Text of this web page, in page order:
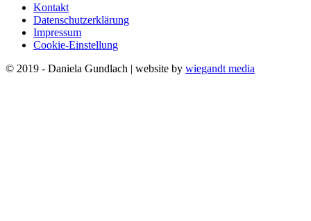
Kontakt
Datenschutzerklärung
Impressum
Cookie-Einstellung
© 2019 - Daniela Gundlach | website by wiegandt media